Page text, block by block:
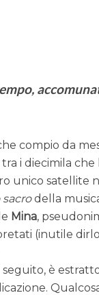
compio da
i diecimila
unico satellite
della
Mina,
(inutile
è